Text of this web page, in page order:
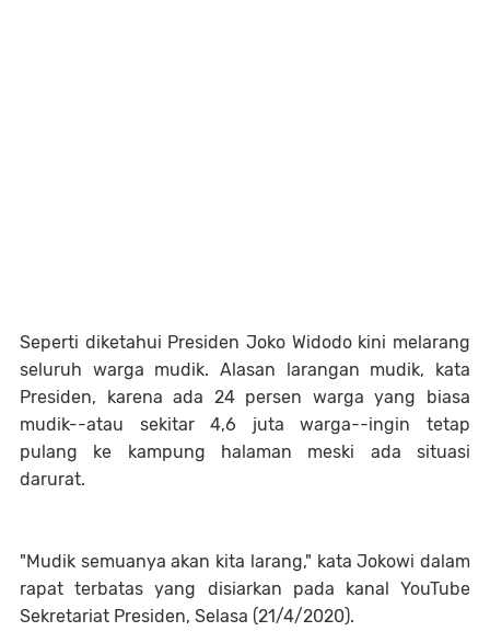
Seperti diketahui Presiden Joko Widodo kini melarang
seluruh warga mudik. Alasan larangan mudik, kata
Presiden, karena ada 24 persen warga yang biasa
mudik--atau sekitar 4,6 juta warga--ingin tetap
pulang ke kampung halaman meski ada situasi
darurat.
"Mudik semuanya akan kita larang," kata Jokowi dalam
rapat terbatas yang disiarkan pada kanal YouTube
Sekretariat Presiden, Selasa (21/4/2020).